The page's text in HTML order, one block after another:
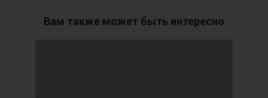
Вам также может быть интересно